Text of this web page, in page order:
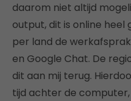
daarom niet altijd
output, dit is online
per land de
en Google Chat. De
dit aan mij terug.
tijd achter de computer,